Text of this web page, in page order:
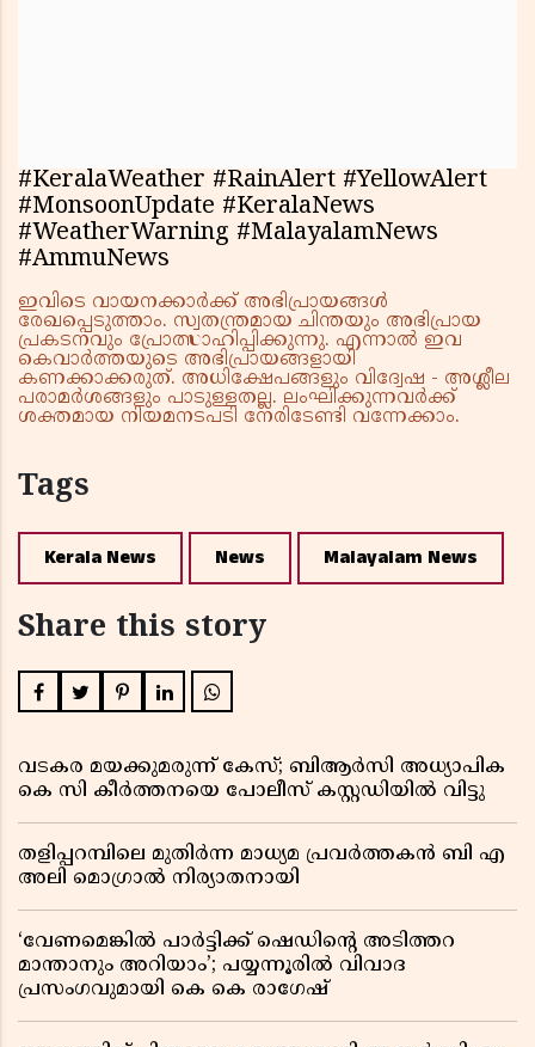
#KeralaWeather #RainAlert #YellowAlert
#MonsoonUpdate #KeralaNews
#WeatherWarning #MalayalamNews
#AmmuNews
ഇവിടെ വായനക്കാർക്ക് അഭിപ്രായങ്ങൾ
രേഖപ്പെടുത്താം. സ്വതന്ത്രമായ ചിന്തയും അഭിപ്രായ
പ്രകടനവും പ്രോത്സാഹിപ്പിക്കുന്നു. എന്നാൽ ഇവ
കെവാർത്തയുടെ അഭിപ്രായങ്ങളായി
കണക്കാക്കരുത്. അധിക്ഷേപങ്ങളും വിദ്വേഷ - അശ്ലീല
പരാമർശങ്ങളും പാടുള്ളതല്ല. ലംഘിക്കുന്നവർക്ക്
ശക്തമായ നിയമനടപടി നേരിടേണ്ടി വന്നേക്കാം.
Tags
Kerala News News Malayalam News
Share this story
വടകര മയക്കുമരുന്ന് കേസ്; ബിആർസി അധ്യാപിക
കെ സി കീർത്തനയെ പോലീസ് കസ്റ്റഡിയിൽ വിട്ടു
തളിപ്പറമ്പിലെ മുതിർന്ന മാധ്യമ പ്രവർത്തകൻ ബി എ
അലി മൊഗ്രാൽ നിര്യാതനായി
‘വേണമെങ്കിൽ പാർട്ടിക്ക് ഷെഡിൻ്റെ അടിത്തറ
മാന്താനും അറിയാം’; പയ്യന്നൂരിൽ വിവാദ
പ്രസംഗവുമായി കെ കെ രാഗേഷ്